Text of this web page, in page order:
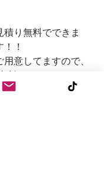
り無料でできま
！！
意してますので、